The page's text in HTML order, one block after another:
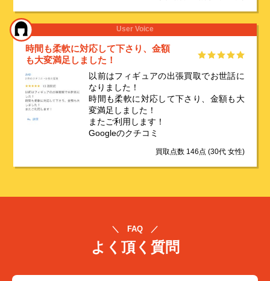
User Voice
時間も柔軟に対応して下さり、金額
も大変満足しました！
以前はフィギュアの出張買取でお世話に
なりました！
時間も柔軟に対応して下さり、金額も大
変満足しました！
またご利用します！
Googleのクチコミ
買取点数 146点 (30代 女性)
＼ FAQ ／
よく頂く質問